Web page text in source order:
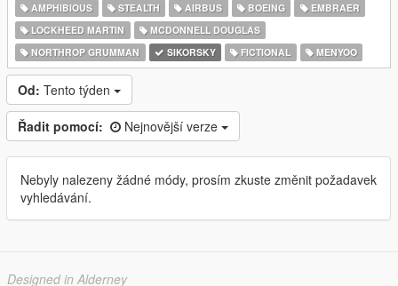
AMPHIBIOUS
STEALTH AIRBUS BOEING
EMBRAER
LOCKHEED MARTIN
MCDONNELL DOUGLAS
NORTHROP GRUMMAN
SIKORSKY FICTIONAL MENYOO
Od: Tento týden
Řadit pomocí: Nejnovější verze
Nebyly nalezeny žádné módy, prosím zkuste změnit požadavek
vyhledávání.
Designed in Alderney